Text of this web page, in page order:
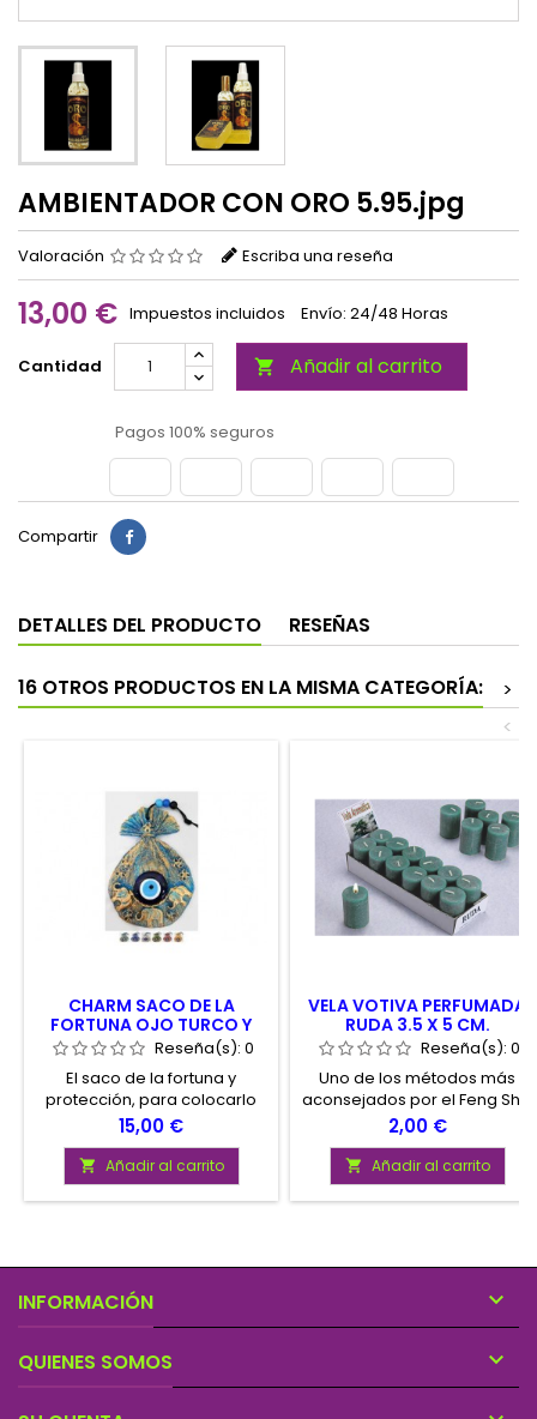
AMBIENTADOR CON ORO 5.95.jpg
Valoración Escriba una reseña
13,00 € Impuestos incluidos Envío: 24/48 Horas
Cantidad  Añadir al carrito
Pagos 100% seguros
Compartir
DETALLES DEL PRODUCTO RESEÑAS
16 OTROS PRODUCTOS EN LA MISMA CATEGORÍA:
>
<
CHARM SACO DE LA
FORTUNA OJO TURCO Y
ELEFANTE DE POLIESTER 20
X 14 CM
Reseña(s): 0
El saco de la fortuna y
protección, para colocarlo
dentro de la casa onegocio,
especialmente detrás de la
puerta principal. Para atraer
el dinero y protección
Precio
15,00 €
 Añadir al carrito
VELA VOTIVA PERFUMADA
RUDA 3.5 X 5 CM.
Reseña(s): 0
Uno de los métodos más
aconsejados por el Feng Shui
para potenciar la armonía en
el hogar, es limpiar y purificar
las distintas estancias de
nuestra casa mediante el
maravilloso aroma de los
Precio
2,00 €
 Añadir al carrito
INFORMACIÓN 
QUIENES SOMOS 